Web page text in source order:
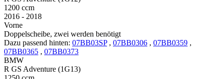
1200 ccm
2016 - 2018
Vorne
Doppelscheibe, zwei werden benötigt
Dazu passend hinten: 07BB03SP , 07BB0306 , 07BB0359 ,
07BB0365 , 07BB0373
BMW
R GS Adventure (1G13)